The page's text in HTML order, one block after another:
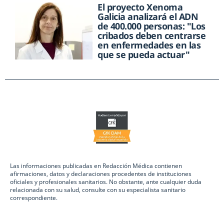
El proyecto Xenoma
Galicia analizará el ADN
de 400.000 personas: "Los
cribados deben centrarse
en enfermedades en las
que se pueda actuar"
Las informaciones publicadas en Redacción Médica contienen
afirmaciones, datos y declaraciones procedentes de instituciones
oficiales y profesionales sanitarios. No obstante, ante cualquier duda
relacionada con su salud, consulte con su especialista sanitario
correspondiente.